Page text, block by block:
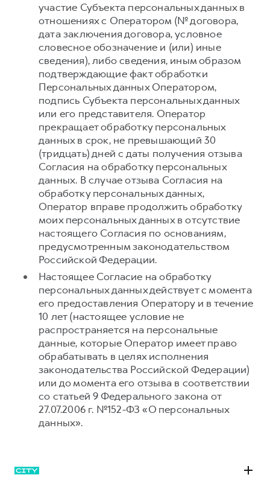
участие Субъекта персональных данных в
отношениях с Оператором (№ договора,
дата заключения договора, условное
словесное обозначение и (или) иные
сведения), либо сведения, иным образом
подтверждающие факт обработки
Персональных данных Оператором,
подпись Субъекта персональных данных
или его представителя. Оператор
прекращает обработку персональных
данных в срок, не превышающий 30
(тридцать) дней с даты получения отзыва
Согласия на обработку персональных
данных. В случае отзыва Согласия на
обработку персональных данных,
Оператор вправе продолжить обработку
моих персональных данных в отсутствие
настоящего Согласия по основаниям,
предусмотренным законодательством
Российской Федерации.
Настоящее Согласие на обработку
персональных данных действует с момента
его предоставления Оператору и в течение
10 лет (настоящее условие не
распространяется на персональные
данные, которые Оператор имеет право
обрабатывать в целях исполнения
законодательства Российской Федерации)
или до момента его отзыва в соответствии
со статьей 9 Федерального закона от
27.07.2006 г. №152-ФЗ «О персональных
данных».